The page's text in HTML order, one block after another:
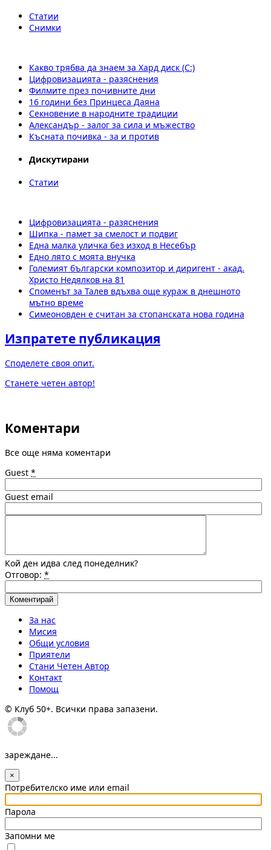
Статии
Снимки
Какво трябва да знаем за Хард диск (C:)
Цифровизацията - разяснения
Филмите през почивните дни
16 години без Принцеса Даяна
Секновение в народните традиции
Александър - залог за сила и мъжество
Късната почивка - за и против
Дискутирани
Статии
Цифровизацията - разяснения
Шипка - памет за смелост и подвиг
Една малка уличка без изход в Несебър
Едно лято с моята внучка
Големият български композитор и диригент - акад.
Христо Недялков на 81
Споменът за Талев вдъхва още кураж в днешното
мътно време
Симеоновден е считан за стопанската нова година
Изпратете публикация
Споделете своя опит.
Станете четен автор!
Коментари
Все още няма коментари
Guest *
Guest email
Кой ден идва след понеделник?
Отговор: *
За нас
Мисия
Общи условия
Приятели
Стани Четен Автор
Контакт
Помощ
© Клуб 50+. Всички права запазени.
зареждане...
×
Потребителско име или email
Парола
Запомни ме